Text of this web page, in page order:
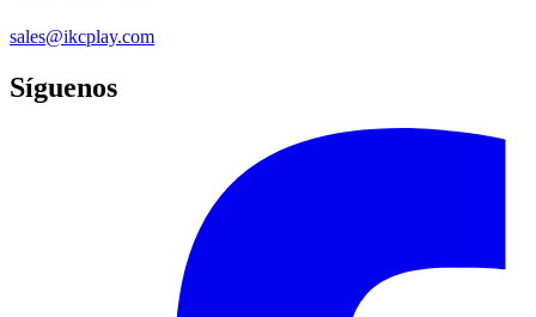
sales@ikcplay.com
Síguenos